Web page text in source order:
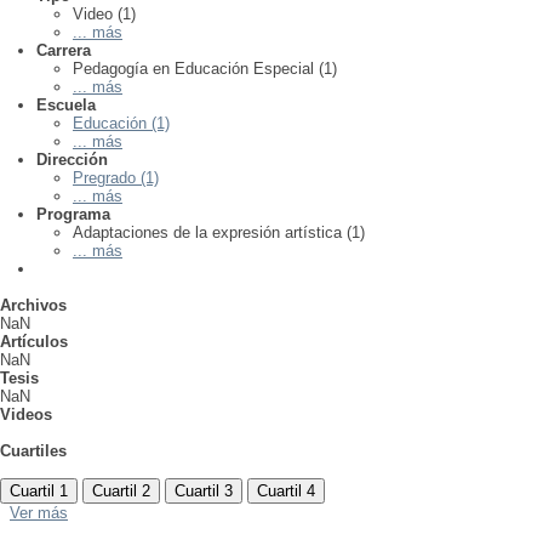
Video (1)
... más
Carrera
Pedagogía en Educación Especial (1)
... más
Escuela
Educación (1)
... más
Dirección
Pregrado (1)
... más
Programa
Adaptaciones de la expresión artística (1)
... más
Archivos
NaN
Artículos
NaN
Tesis
NaN
Videos
Cuartiles
Cuartil 1 Cuartil 2 Cuartil 3
Cuartil 4
Ver más